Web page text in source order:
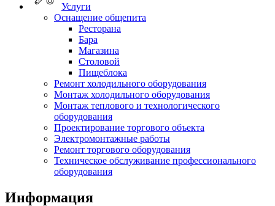
Услуги
Оснащение общепита
Ресторана
Бара
Магазина
Столовой
Пищеблока
Ремонт холодильного оборудования
Монтаж холодильного оборудования
Монтаж теплового и технологического
оборудования
Проектирование торгового объекта
Электромонтажные работы
Ремонт торгового оборудования
Техническое обслуживание профессионального
оборудования
Информация